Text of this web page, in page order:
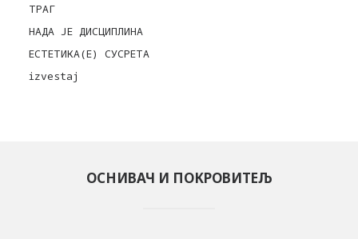
ТРАГ
НАДА ЈЕ ДИСЦИПЛИНА
ЕСТЕТИКА(Е) СУСРЕТА
izvestaj
ОСНИВАЧ И ПОКРОВИТЕЉ